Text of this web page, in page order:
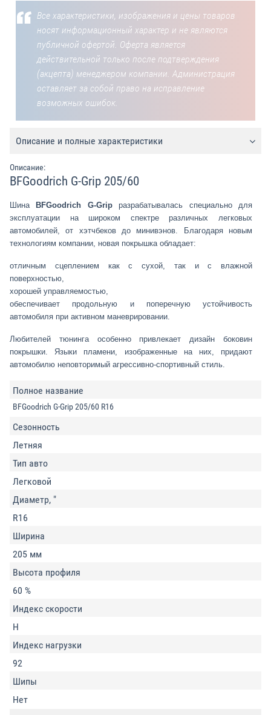
Все характеристики, изображения и цены товаров
носят информационный характер и не являются
публичной офертой. Оферта является
действительной только после подтверждения
(акцепта) менеджером компании. Администрация
оставляет за собой право на исправление
возможных ошибок.
Описание и полные характеристики
Описание:
BFGoodrich G-Grip 205/60
ШинаBFGoodrich G-Gripразрабатывалась специально для
эксплуатации на широком спектре различных легковых
автомобилей, от хэтчбеков до минивэнов. Благодаря новым
технологиям компании, новая покрышка обладает:
отличным сцеплением как с сухой, так и с влажной
поверхностью,
хорошей управляемостью,
обеспечивает продольную и поперечную устойчивость
автомобиля при активном маневрировании.
Любителей тюнинга особенно привлекает дизайн боковин
покрышки. Языки пламени, изображенные на них, придают
автомобилю неповторимый агрессивно-спортивный стиль.
Полное название
BFGoodrich G-Grip 205/60 R16
Сезонность
Летняя
Тип авто
Легковой
Диаметр, "
R16
Ширина
205 мм
Высота профиля
60 %
Индекс скорости
H
Индекс нагрузки
92
Шипы
Нет